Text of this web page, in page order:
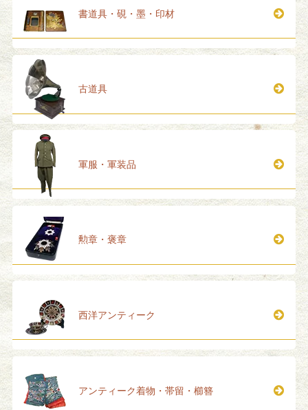
書道具・硯・墨・印材
古道具
軍服・軍装品
勲章・褒章
西洋アンティーク
アンティーク着物・帯留・櫛簪